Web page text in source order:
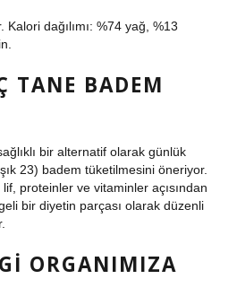
dağılımı: %74 yağ, %13
TANE BADEM
bir alternatif olarak günlük
23) badem tüketilmesini öneriyor.
lif, proteinler ve vitaminler açısından
bir diyetin parçası olarak düzenli
ORGANIMIZA